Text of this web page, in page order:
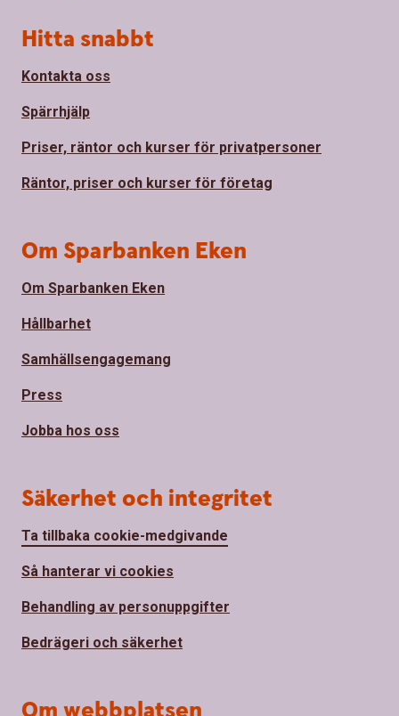
Sidfot
Hitta snabbt
Kontakta oss
Spärrhjälp
Priser, räntor och kurser för privatpersoner
Räntor, priser och kurser för företag
Om Sparbanken Eken
Om Sparbanken Eken
Hållbarhet
Samhällsengagemang
Press
Jobba hos oss
Säkerhet och integritet
Ta tillbaka cookie-medgivande
Så hanterar vi cookies
Behandling av personuppgifter
Bedrägeri och säkerhet